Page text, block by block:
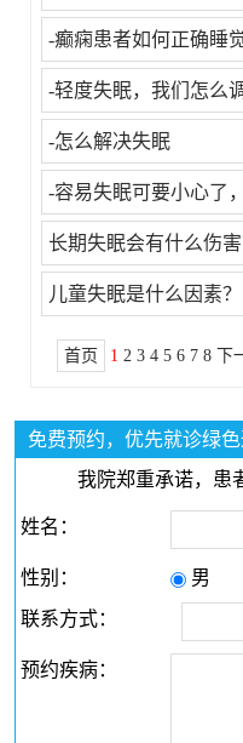
-癫痫患者如何正确睡
-轻度失眠，我们怎么
-怎么解决失眠
-容易失眠可要小心了
长期失眠会有什么伤害
儿童失眠是什么因素？
首页 1 2 3 4 5 6 7 8 下
免费预约，优先就诊绿
我院郑重承诺，患
姓名：
性别： 男
联系方式：
预约疾病：